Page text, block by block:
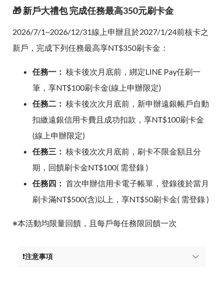
🎁 新戶大禮包 完成任務最高350元刷卡金
2026/7/1~2026/12/31線上申辦且於2027/1/24前核卡之
新戶，完成下列任務最高享NT$350刷卡金：
任務一： 核卡後次月底前，綁定LINE Pay任刷一
筆，享NT$100刷卡金(線上申辦限定)
任務二： 核卡後次次月底前，新申辦遠銀帳戶自動
扣繳遠銀信用卡費且成功扣款，享NT$100刷卡金
(線上申辦限定)
任務三： 核卡後次次月底前，刷卡不限金額且分
期，回饋刷卡金NT$100( 需登錄 )
任務四： 首次申辦信用卡電子帳單，登錄後於當月
刷卡滿NT$500(含)以上，享NT$50刷卡金( 需登錄 )
※本活動均限量回饋，且每戶每任務限回饋一次
❗注意事項